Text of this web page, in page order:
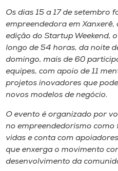
CPA
Biblioteca
Editora
Rádio
Museu
Os dias 15 a 17 de setembro
empreendedora em Xanxerê,
edição do Startup Weekend,
longo de 54 horas, da noite
domingo, mais de 60
equipes, com apoio de 11
projetos inovadores que
novos modelos de negócio.
O evento é organizado por
no empreendedorismo
vidas e conta com
que enxerga o movimento
desenvolvimento da